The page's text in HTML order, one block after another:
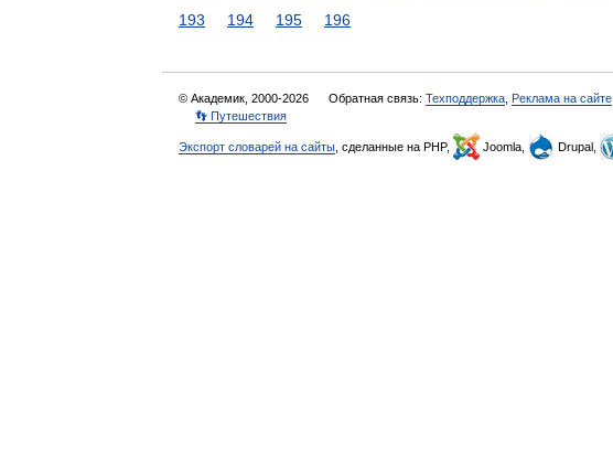
193
194 195 196
© Академик, 2000-2026 Обратная связь: Техподдержка Реклама на сайте
👣 Путешествия
Экспорт словарей на сайты , сделанные на PHP, Joomla, Drupal,